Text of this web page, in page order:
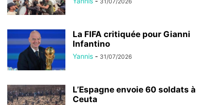
La FIFA critiquée pour Gianni
Infantino
Yannis - 31/07/2026
L’Espagne envoie 60 soldats à
Ceuta